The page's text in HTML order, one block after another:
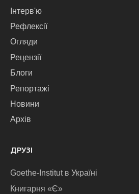
Інтерв'ю
Рефлексії
Огляди
Рецензії
Блоги
Репортажі
Новини
Архів
ДРУЗІ
Goethe-Institut в Україні
Книгарня «Є»